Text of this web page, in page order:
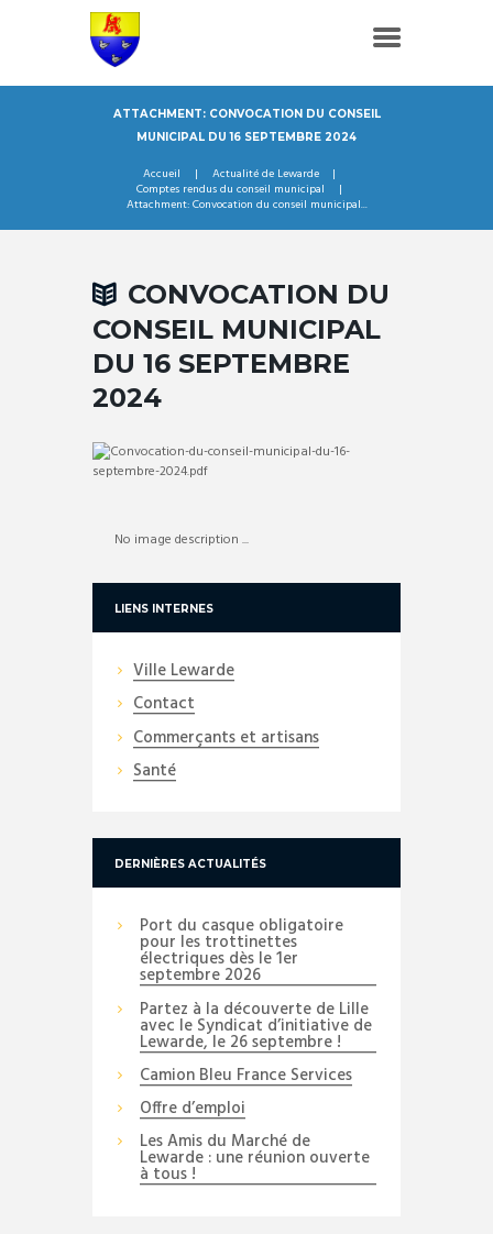
ATTACHMENT: CONVOCATION DU CONSEIL
MUNICIPAL DU 16 SEPTEMBRE 2024
Accueil
Actualité de Lewarde
Comptes rendus du conseil municipal
Attachment: Convocation du conseil municipal...
CONVOCATION DU
CONSEIL MUNICIPAL
DU 16 SEPTEMBRE
2024
No image description ...
LIENS INTERNES
Ville Lewarde
Contact
Commerçants et artisans
Santé
DERNIÈRES ACTUALITÉS
Port du casque obligatoire
pour les trottinettes
électriques dès le 1er
septembre 2026
Partez à la découverte de Lille
avec le Syndicat d’initiative de
Lewarde, le 26 septembre !
Camion Bleu France Services
Offre d’emploi
Les Amis du Marché de
Lewarde : une réunion ouverte
à tous !